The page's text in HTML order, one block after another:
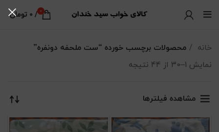
0
/
0 تومان
خانه
محصولات برچسب خورده “ست ملحفه دونفره”
نمایش 1–30 از 44 نتیجه
مشاهده فیلترها